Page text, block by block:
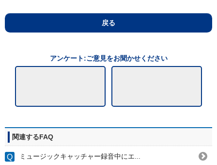
戻る
アンケート:ご意見をお聞かせください
関連するFAQ
ミュージックキャッチャー録音中にエ...